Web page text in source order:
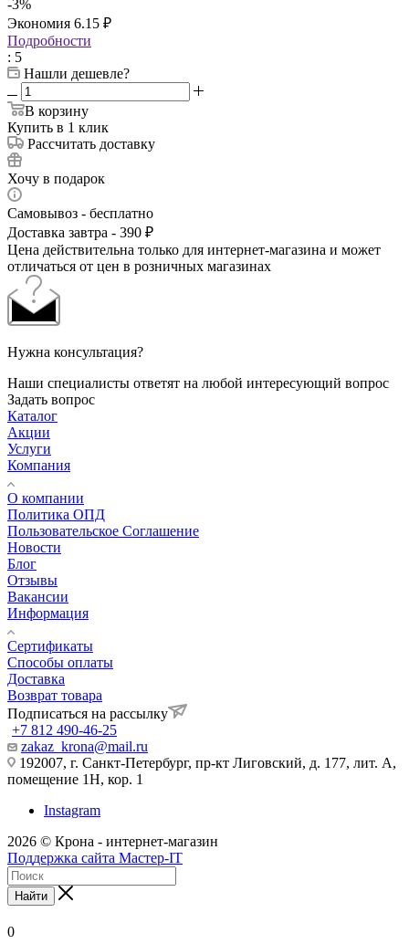
-3%
Экономия 6.15 ₽
Подробности
: 5
Нашли дешевле?
В корзину
Купить в 1 клик
Рассчитать доставку
Хочу в подарок
Самовывоз - бесплатно
Доставка завтра - 390 ₽
Цена действительна только для интернет-магазина и может
отличаться от цен в розничных магазинах
Нужна консультация?
Наши специалисты ответят на любой интересующий вопрос
Задать вопрос
Каталог
Акции
Услуги
Компания
О компании
Политика ОПД
Пользовательское Соглашение
Новости
Блог
Отзывы
Вакансии
Информация
Сертификаты
Способы оплаты
Доставка
Возврат товара
Подписаться на рассылку
+7 812 490-46-25
zakaz_krona@mail.ru
192007, г. Санкт-Петербург, пр-кт Лиговский, д. 177, лит. А,
помещение 1Н, кор. 1
Instagram
2026 © Крона - интернет-магазин
Поддержка сайта Мастер-IT
Найти
0